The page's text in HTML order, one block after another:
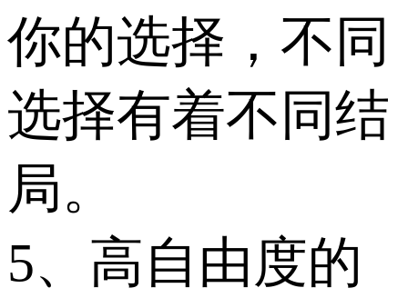
你的选择，不同
选择有着不同结
局。
5、高自由度的